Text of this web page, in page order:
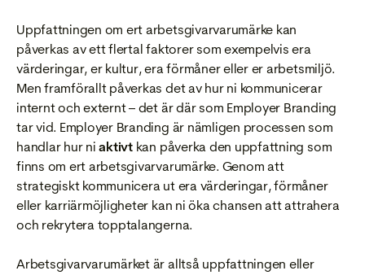
Uppfattningen om ert arbetsgivarvarumärke kan
påverkas av ett flertal faktorer som exempelvis era
värderingar, er kultur, era förmåner eller er arbetsmiljö.
Men framförallt påverkas det av hur ni kommunicerar
internt och externt – det är där som Employer Branding
tar vid. Employer Branding är nämligen processen som
handlar hur niaktivtkan påverka den uppfattning som
finns om ert arbetsgivarvarumärke. Genom att
strategiskt kommunicera ut era värderingar, förmåner
eller karriärmöjligheter kan ni öka chansen att attrahera
och rekrytera topptalangerna.
Arbetsgivarvarumärket är alltså uppfattningen eller